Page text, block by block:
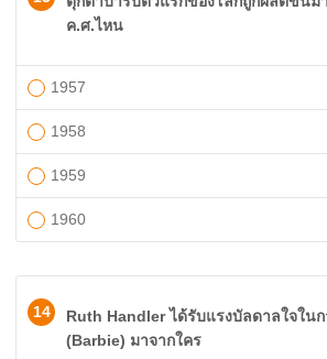
ค.ศ.ไหน
1957
1958
1959
1960
14
Ruth Handler ได้รับแรงบัลดาลใจใน
(Barbie) มาจากใคร